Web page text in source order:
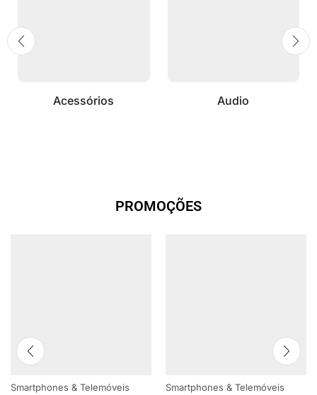
Acessórios Audio
PROMOÇÕES
Smartphones & Telemóveis Smartphones & Telemóveis